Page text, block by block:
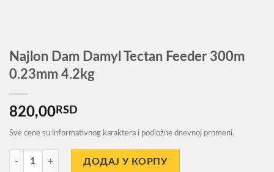
Najlon Dam Damyl Tectan Feeder 300m
0.23mm 4.2kg
820,00RSD
Sve cene su informativnog karaktera i podložne dnevnoj promeni.
Najlon Dam Damyl Tectan Feeder 300m 0.23mm 4.2kg количина
ДОДАЈ У КОРПУ